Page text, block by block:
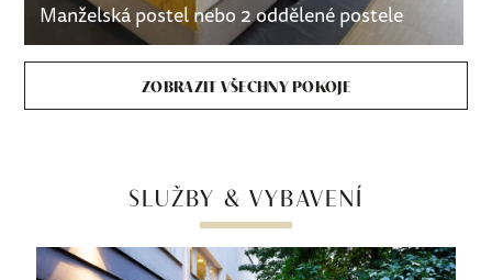
Manželská postel nebo 2 oddělené postele
ZOBRAZIT VŠECHNY POKOJE
SLUŽBY & VYBAVENÍ